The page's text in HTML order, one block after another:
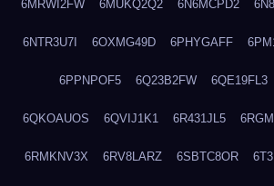
6MRWI2FW 6MUKQ2Q2 6N6MCPD2
6NTR3U7I 6OXMG49D 6PHYGAFF
6PPNPOF5 6Q23B2FW 6QE19FL3
6QKOAUOS 6QVIJ1K1 6R431JL5
6RMKNV3X 6RV8LARZ 6SBTC8OR